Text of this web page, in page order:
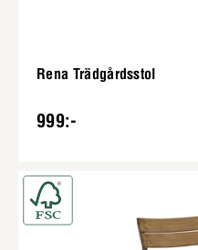
Rena Trädgårdsstol
999:-